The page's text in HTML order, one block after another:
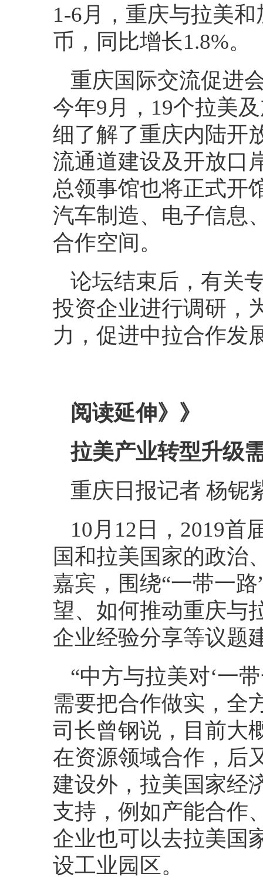
1-6月，重庆与拉美
币，同比增长1.8%。
重庆国际交流促进
今年9月，19个拉美
细了解了重庆内陆开
流通道建设及开放口
总领事馆也将正式开
汽车制造、电子信息
合作空间。
论坛结束后，有关
投资企业进行调研，
力，促进中拉合作发
阅读延伸》》
拉美产业转型升级
重庆日报记者 杨铌
10月12日，2019首
国和拉美国家的政治
嘉宾，围绕“一带一
望、如何推动重庆与
企业经验分享等议题
“中方与拉美对‘一
需要把合作做实，全
司长曾钢说，目前大
在资源领域合作，后
建设外，拉美国家经
支持，例如产能合作
企业也可以去拉美国
设工业园区。